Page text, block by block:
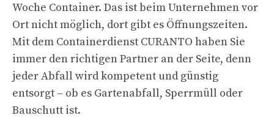
Woche Container. Das ist beim Unternehmen vor
Ort nicht möglich, dort gibt es Öffnungszeiten.
Mit dem Containerdienst CURANTO haben Sie
immer den richtigen Partner an der Seite, denn
jeder Abfall wird kompetent und günstig
entsorgt – ob es Gartenabfall, Sperrmüll oder
Bauschutt ist.